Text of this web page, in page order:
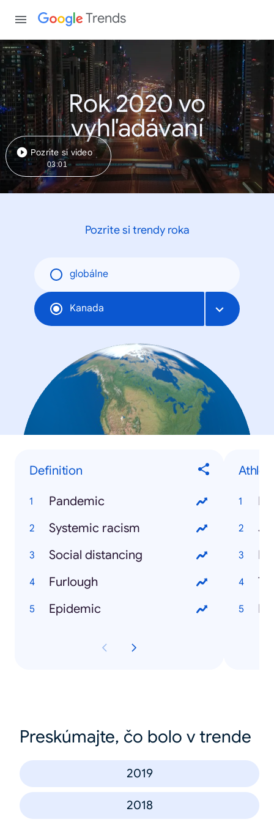
Trends
Rok 2020 vo
vyhľadávaní
Pozrite si video
03:01
Pozrite si trendy roka
globálne
Kanada
Definition
Pandemic
Systemic racism
Social distancing
Furlough
Epidemic
Preskúmajte, čo bolo v trende
2019
2018